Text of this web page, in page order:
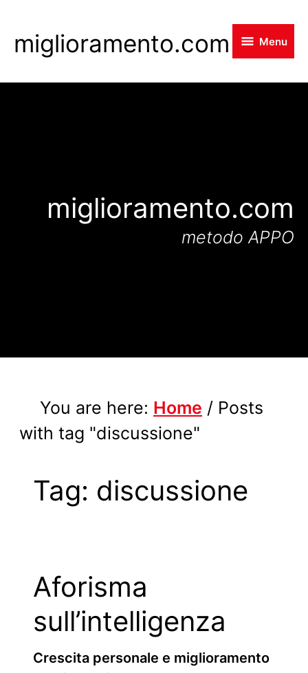
to
content
miglioramento.com Menu
miglioramento.com
metodo APPO
You are here: Home / Posts
with tag "discussione"
Tag: discussione
Aforisma
sull’intelligenza
Crescita personale e miglioramento